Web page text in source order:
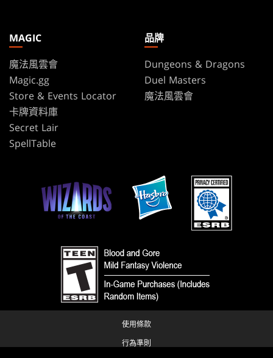
MAGIC
魔法風雲會
Magic.gg
Store & Events Locator
卡牌資料庫
Secret Lair
SpellTable
品牌
Dungeons & Dragons
Duel Masters
魔法風雲會
使用條款
行為準則